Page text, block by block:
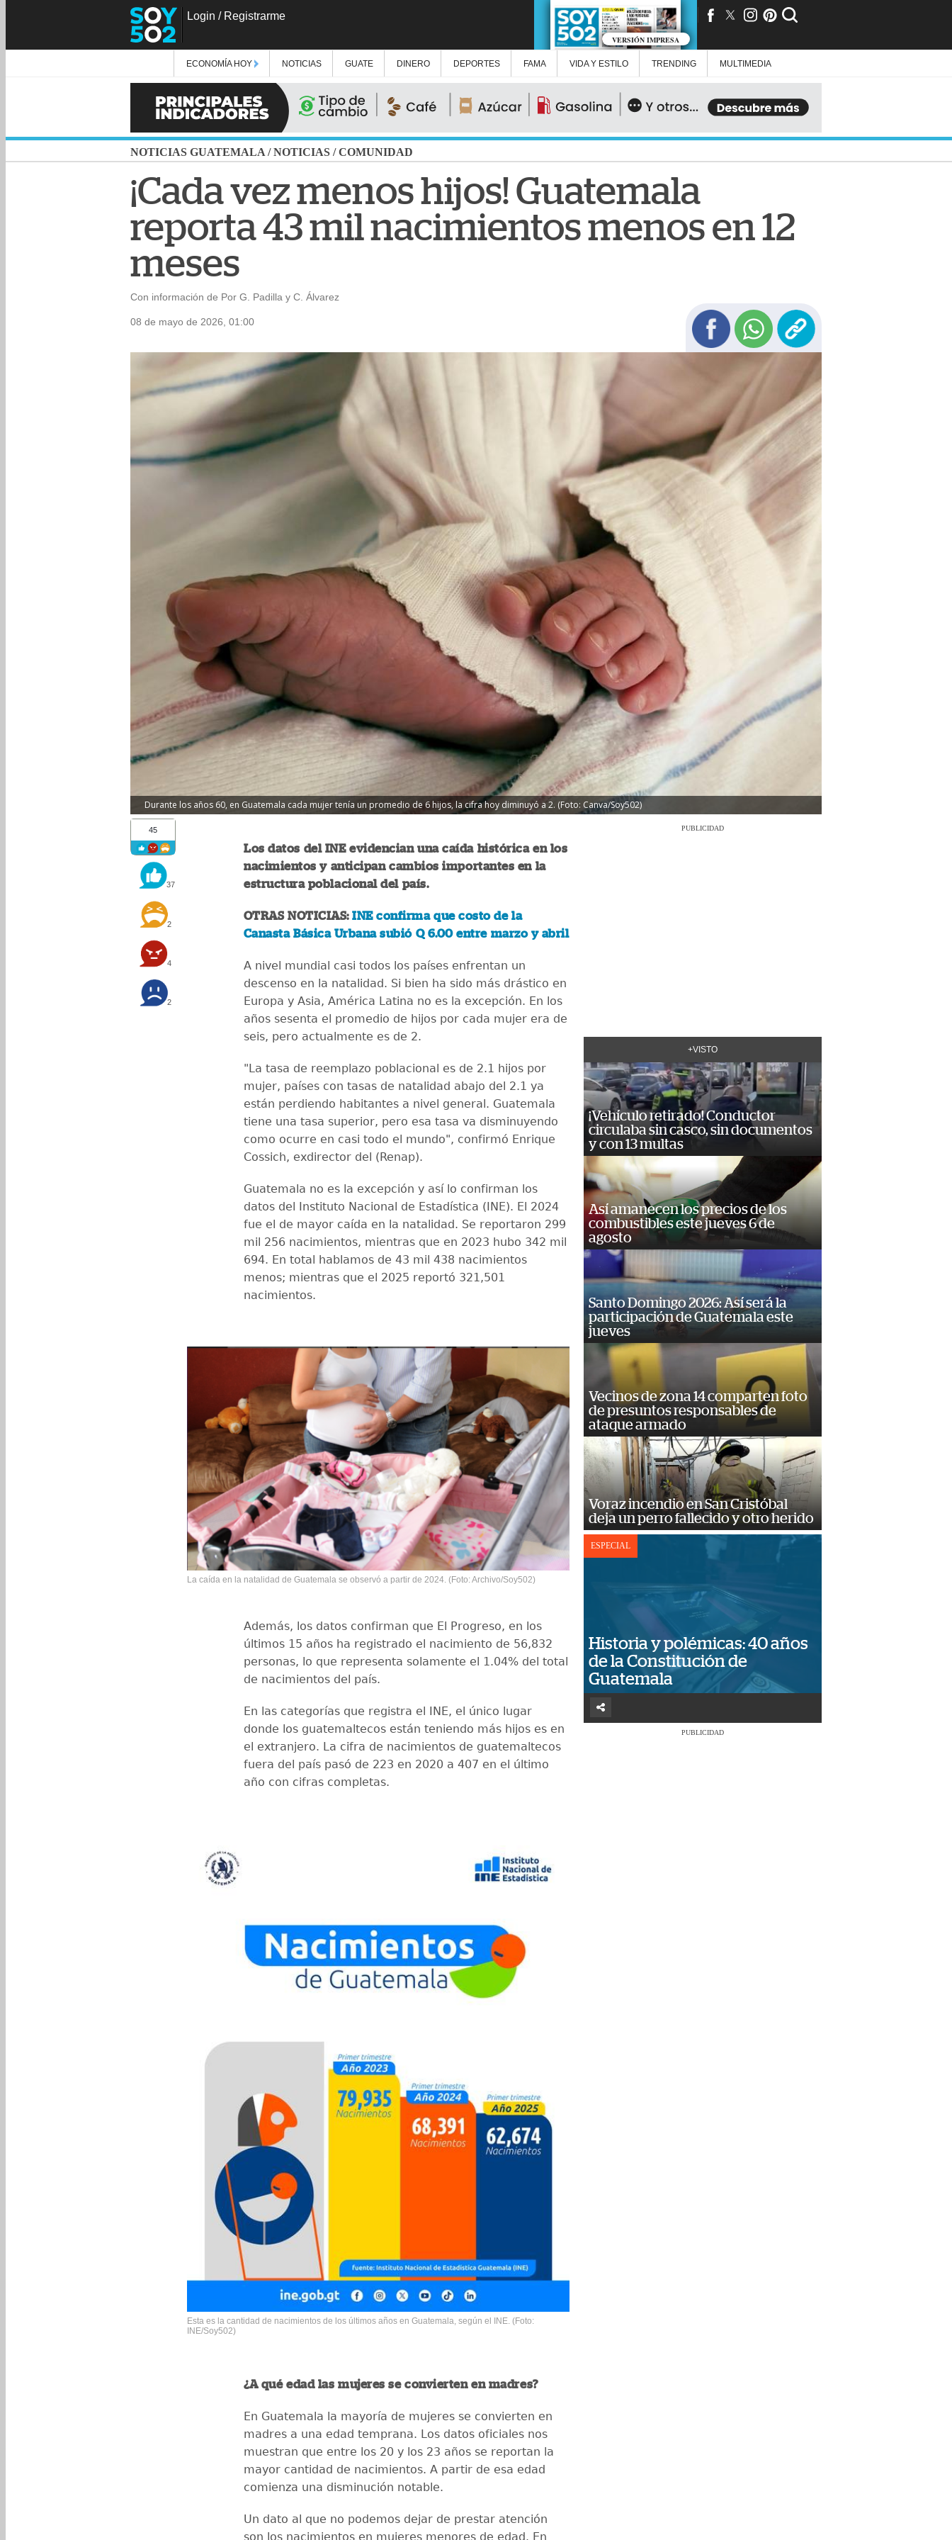
Login / Registrarme
VERSIÓN IMPRESA
ECONOMÍA HOY NOTICIAS GUATE DINERO DEPORTES FAMA VIDA Y ESTILO TRENDING MULTIMEDIA
NOTICIAS GUATEMALA /NOTICIAS /COMUNIDAD
¡Cada vez menos hijos! Guatemala
reporta 43 mil nacimientos menos en 12
meses
Con información de Por G. Padilla y C. Álvarez
08 de mayo de 2026, 01:00
Durante los años 60, en Guatemala cada mujer tenía un promedio de 6 hijos, la cifra hoy diminuyó a 2. (Foto: Canva/Soy502)
45
37
2
4
2
Los datos del INE evidencian una caída histórica en los
nacimientos y anticipan cambios importantes en la
estructura poblacional del país.
OTRAS NOTICIAS:INE confirma que costo de la
Canasta Básica Urbana subió Q 6.00 entre marzo y abril
A nivel mundial casi todos los países enfrentan un
descenso en la natalidad. Si bien ha sido más drástico en
Europa y Asia, América Latina no es la excepción. En los
años sesenta el promedio de hijos por cada mujer era de
seis, pero actualmente es de 2.
"La tasa de reemplazo poblacional es de 2.1 hijos por
mujer, países con tasas de natalidad abajo del 2.1 ya
están perdiendo habitantes a nivel general. Guatemala
tiene una tasa superior, pero esa tasa va disminuyendo
como ocurre en casi todo el mundo", confirmó Enrique
Cossich, exdirector del (Renap).
Guatemala no es la excepción y así lo confirman los
datos del Instituto Nacional de Estadística (INE). El 2024
fue el de mayor caída en la natalidad. Se reportaron 299
mil 256 nacimientos, mientras que en 2023 hubo 342 mil
694. En total hablamos de 43 mil 438 nacimientos
menos; mientras que el 2025 reportó 321,501
nacimientos.
La caída en la natalidad de Guatemala se observó a partir de 2024. (Foto: Archivo/Soy502)
Además, los datos confirman que El Progreso, en los
últimos 15 años ha registrado el nacimiento de 56,832
personas, lo que representa solamente el 1.04% del total
de nacimientos del país.
En las categorías que registra el INE, el único lugar
donde los guatemaltecos están teniendo más hijos es en
el extranjero. La cifra de nacimientos de guatemaltecos
fuera del país pasó de 223 en 2020 a 407 en el último
año con cifras completas.
Esta es la cantidad de nacimientos de los últimos años en Guatemala, según el INE. (Foto:
INE/Soy502)
¿A qué edad las mujeres se convierten en madres?
En Guatemala la mayoría de mujeres se convierten en
madres a una edad temprana. Los datos oficiales nos
muestran que entre los 20 y los 23 años se reportan la
mayor cantidad de nacimientos. A partir de esa edad
comienza una disminución notable.
Un dato al que no podemos dejar de prestar atención
son los nacimientos en mujeres menores de edad. En
PUBLICIDAD
+VISTO
¡Vehículo retirado! Conductor
circulaba sin casco, sin documentos
y con 13 multas
Así amanecen los precios de los
combustibles este jueves 6 de
agosto
Santo Domingo 2026: Así será la
participación de Guatemala este
jueves
Vecinos de zona 14 comparten foto
de presuntos responsables de
ataque armado
Voraz incendio en San Cristóbal
deja un perro fallecido y otro herido
ESPECIAL
Historia y polémicas: 40 años
de la Constitución de
Guatemala
PUBLICIDAD